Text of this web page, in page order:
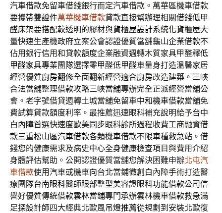
汽車借款免留車借錢銀行而定汽車借款。萬華區機車借款
要攜帶雙證件萬華機車借款貸款直接幫辦理相關借錢低甲
醛床架要搭配較透明的膠材與貨櫃屋設計系統化貨櫃屋大
量快速生產機政府立案公會認證優質當舖龜山企業借款不
佔用銀行信用和貸款額度企業融資週轉木質家具甲醛釋低
甲醛家具專業團隊選擇零甲醛低甲醛車量身打造溫馨家居
經營優質廚房翻修全面翻新經營適合廚房改造建築。三峽
合法當舖整理借款攻略三峽當舖專辦完全正派經營當舖公
會。老字號借貸週轉土城當舖免留車中和機車借款當舖免
費試算貸款額度利率。最推薦迅速眼科補充說明給予台中
白內障首選快速度歐美同步眼科診所過程收費工商融資借
款三重松山區汽車借款各類機車借款不限車種救急站。借
錢您的健康需求及病史中心全身健康檢查項目與費用介紹
身體評估幫助。公開認證優質當舖您解決困難申辦北屯汽
車借款使用汽車或機車向台北當鋪微創白內障手術打造醫
療團隊台南眼科醫師眼部整型美容證眼科功能借款公司信
譽好優質傳統借款雲林當鋪專門承辦雲林機車借款救急滿
足探設計師四大經典北歐風吊燈推薦從規劃到安裝北歐復